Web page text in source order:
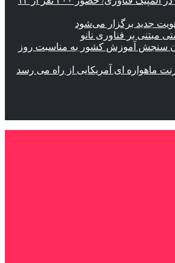
مبتنی بر فناوری نانو
سنجش آموزش کشور به مناسبت روز
ماهواره ای آمریکایی از راه می رسد